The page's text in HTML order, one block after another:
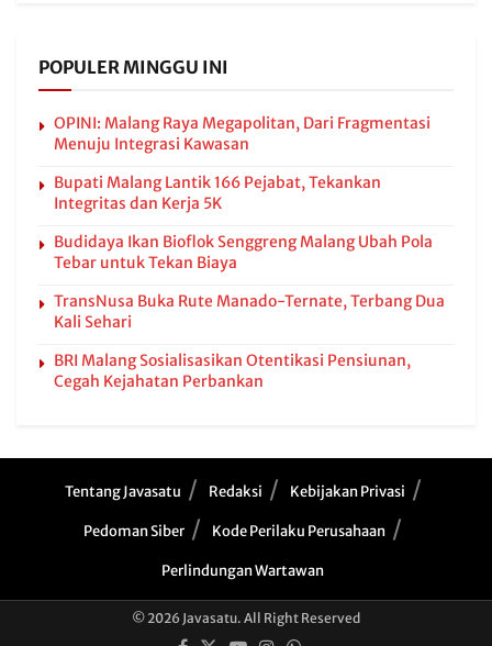
POPULER MINGGU INI
OPINI: Malang Raya Megapolitan, Dari Fragmentasi
Menuju Integrasi Kawasan
Bupati Malang Lantik 166 Pejabat, Tekankan
Integritas dan Kerja 5K
Budidaya Ikan Bioflok Senggreng Malang Ubah Pola
Tebar untuk Tekan Biaya
TransNusa Buka Rute Manado-Ternate, Terbang Dua
Kali Sehari
BRI Malang Sosialisasikan Otentikasi Pensiunan,
Cegah Kejahatan Perbankan
Tentang Javasatu Redaksi Kebijakan Privasi
Pedoman Siber Kode Perilaku Perusahaan
Perlindungan Wartawan
© 2026 Javasatu. All Right Reserved